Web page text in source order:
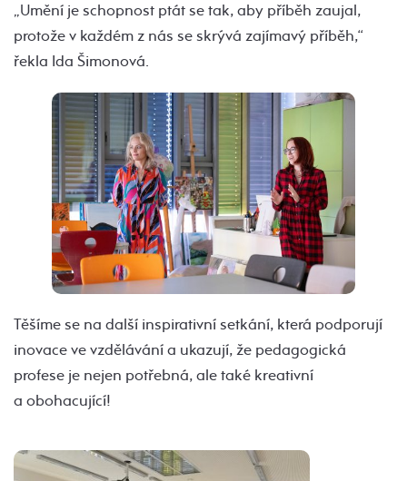
„Umění je schopnost ptát se tak, aby příběh zaujal,
protože v každém z nás se skrývá zajímavý příběh,“
řekla Ida Šimonová.
Těšíme se na další inspirativní setkání, která podporují
inovace ve vzdělávání a ukazují, že pedagogická
profese je nejen potřebná, ale také kreativní
a obohacující!